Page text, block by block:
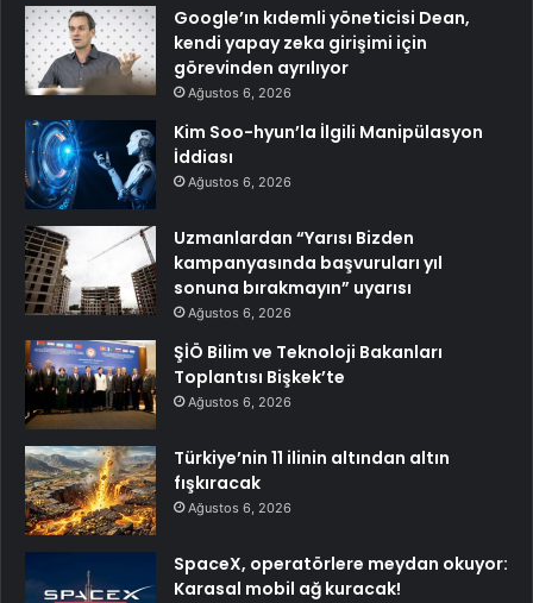
Google’ın kıdemli yöneticisi Dean,
kendi yapay zeka girişimi için
görevinden ayrılıyor
Ağustos 6, 2026
Kim Soo-hyun’la İlgili Manipülasyon
İddiası
Ağustos 6, 2026
Uzmanlardan “Yarısı Bizden
kampanyasında başvuruları yıl
sonuna bırakmayın” uyarısı
Ağustos 6, 2026
ŞİÖ Bilim ve Teknoloji Bakanları
Toplantısı Bişkek’te
Ağustos 6, 2026
Türkiye’nin 11 ilinin altından altın
fışkıracak
Ağustos 6, 2026
SpaceX, operatörlere meydan okuyor:
Karasal mobil ağ kuracak!